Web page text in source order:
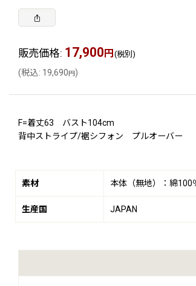
販売価格: 17,900 円 (税別)
(税込: 19,690円)
F=着丈63 バスト104cm
背中ストライプ/裾シフォン プルオーバー
素材 本体（無地）：綿
生産国 JAPAN